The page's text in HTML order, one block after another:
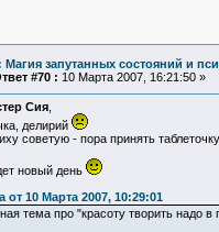
Магия запутанных состояний и
#70 : 10 Марта 2007, 16:21:50 »
Сия,
делирий
советую - пора принять
новый день
от 10 Марта 2007, 10:29:01
тема про "красоту творить надо